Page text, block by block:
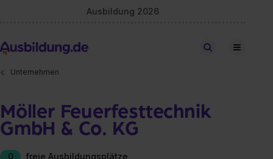
Ausbildung 2026
Stellen finden
Unternehmen
Möller Feuerfesttechnik
GmbH & Co. KG
0
freie Ausbildungsplätze